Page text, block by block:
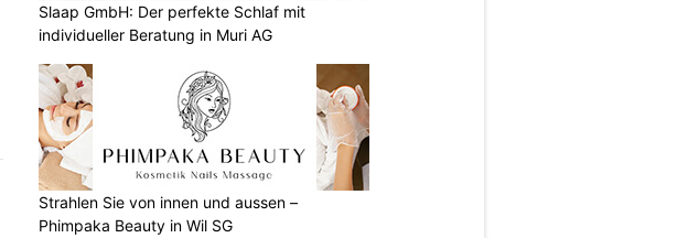
Slaap GmbH: Der perfekte Schlaf mit
individueller Beratung in Muri AG
Strahlen Sie von innen und aussen –
Phimpaka Beauty in Wil SG